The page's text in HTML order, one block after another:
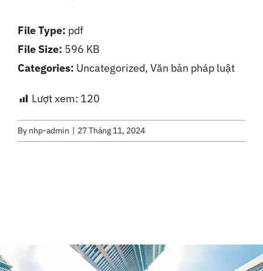
Lượt xem: 120
File Type: pdf
File Size: 596 KB
Categories: Uncategorized, Văn bản pháp luật
By nhp-admin 27 Tháng 11, 2024